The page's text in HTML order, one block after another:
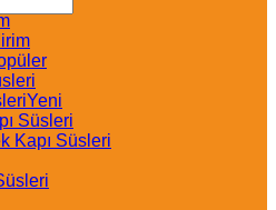
Süsleri
Kapı Süsleri